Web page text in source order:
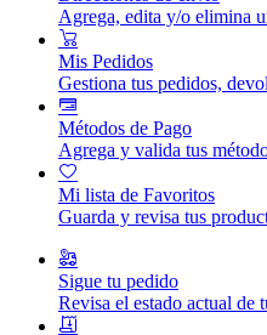
Agrega, edita y/o elimina
Mis Pedidos
Gestiona tus pedidos,
Métodos de Pago
Agrega y valida tus
Mi lista de Favoritos
Guarda y revisa tus
Sigue tu pedido
Revisa el estado actual de